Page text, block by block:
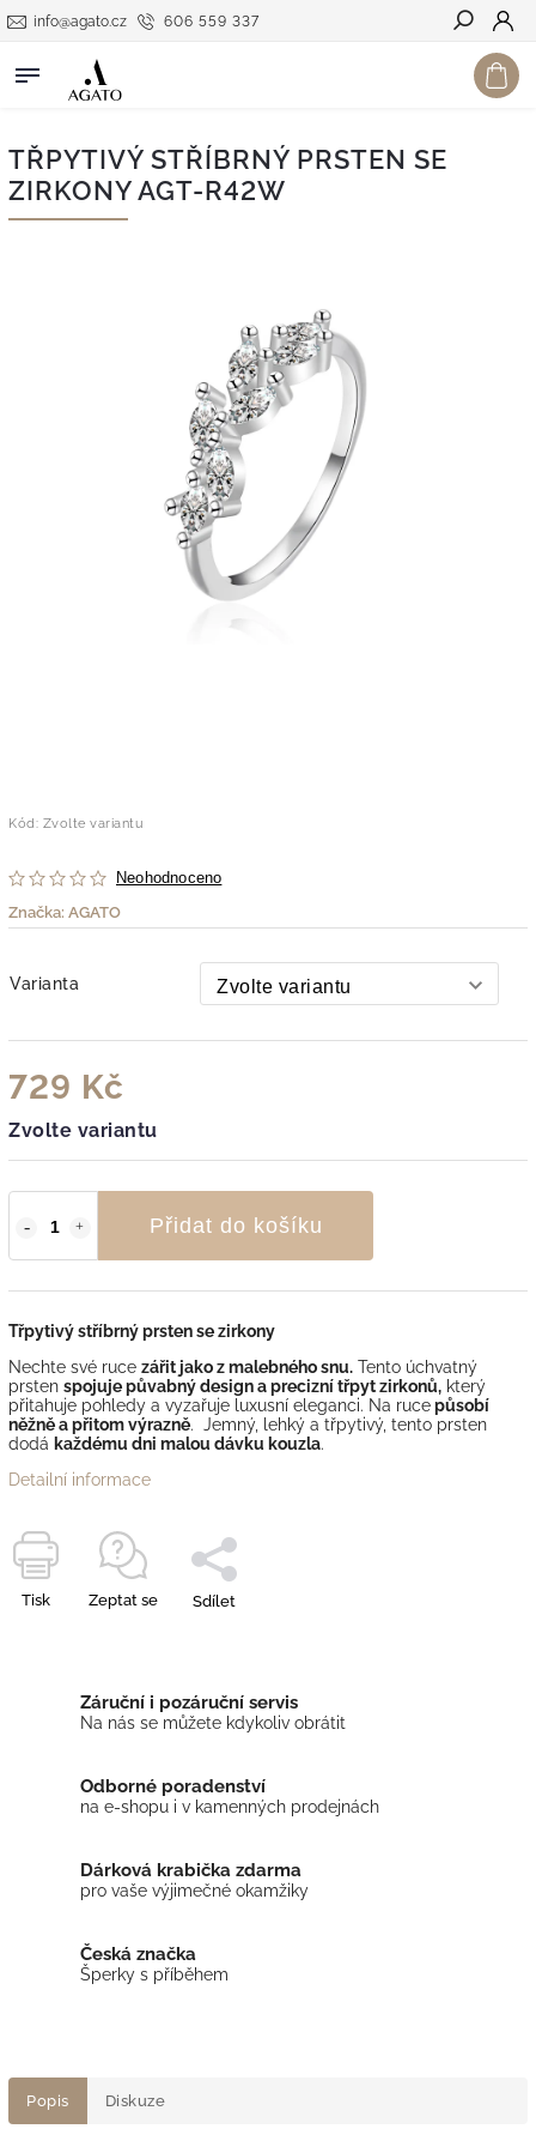
606 559 337
info@agato.cz
Hledat
TŘPYTIVÝ STŘÍBRNÝ PRSTEN SE
ZIRKONY AGT-R42W
Kód: Zvolte variantu
Neohodnoceno
Značka: AGATO
Varianta
729 Kč
Zvolte variantu
Přidat do košíku
Třpytivý stříbrný prsten se zirkony
Nechte své ruce zářit jako z malebného snu. Tento úchvatný
prsten spojuje půvabný design a precizní třpyt zirkonů, který
přitahuje pohledy a vyzařuje luxusní eleganci. Na rucepůsobí
něžně a přitom výrazně. Jemný, lehký a třpytivý, tento prsten
dodá každému dni malou dávku kouzla.
Detailní informace
Tisk Zeptat se Sdílet
Záruční i pozáruční servis
Na nás se můžete kdykoliv obrátit
Odborné poradenství
na e-shopu i v kamenných prodejnách
Dárková krabička zdarma
pro vaše výjimečné okamžiky
Česká značka
Šperky s příběhem
Popis Diskuze